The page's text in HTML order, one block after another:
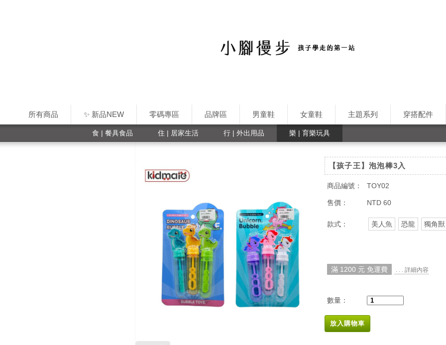
所有商品 ✨ 新品NEW 零碼專區 品牌區 男童鞋 女童鞋 主題系列 穿搭配件
食 | 餐具食品 住 | 居家生活 行 | 外出用品 樂 | 育樂玩具
【孩子王】泡泡棒3入
商品編號： TOY02
售價： NTD 60
款式： 美人魚 恐龍 獨角獸
滿 1200 元 免運費 . . . 詳細內容
數量：
放入購物車